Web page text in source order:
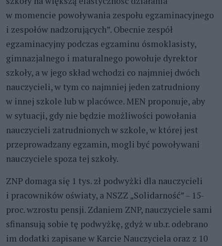
w momencie powoływania zespołu egzaminacyjnego
i zespołów nadzorujących”. Obecnie zespół
egzaminacyjny podczas egzaminu ósmoklasisty,
gimnazjalnego i maturalnego powołuje dyrektor
szkoły, a w jego skład wchodzi co najmniej dwóch
nauczycieli, w tym co najmniej jeden zatrudniony
w innej szkole lub w placówce. MEN proponuje, aby
w sytuacji, gdy nie będzie możliwości powołania
nauczycieli zatrudnionych w szkole, w której jest
przeprowadzany egzamin, mogli być powoływani
nauczyciele spoza tej szkoły.
ZNP domaga się 1 tys. zł podwyżki dla nauczycieli
i pracowników oświaty, a NSZZ „Solidarność” – 15-
proc. wzrostu pensji. Zdaniem ZNP, nauczyciele sami
sfinansują sobie tę podwyżkę, gdyż w ub.r. odebrano
im dodatki zapisane w Karcie Nauczyciela oraz z 10